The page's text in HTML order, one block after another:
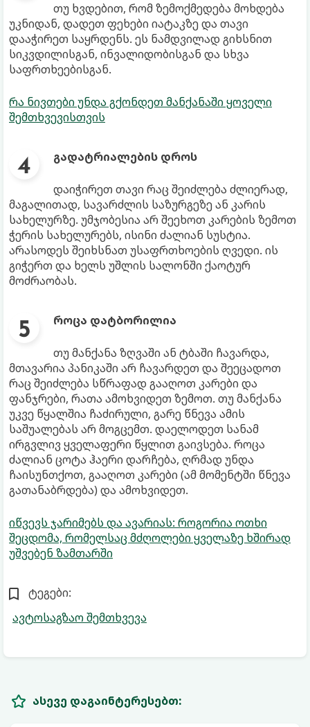
თუ ხვდებით, რომ ზემოქმედება მოხდება
უკნიდან, დადეთ ფეხები იატაკზე და თავი
დააჭირეთ საყრდენს. ეს ნამდვილად გიხსნით
სიკვდილისგან, ინვალიდობისგან და სხვა
საფრთხეებისგან.
რა ნივთები უნდა გქონდეთ მანქანაში ყოველი
შემთხვევისთვის
გადატრიალების დროს
დაიჭირეთ თავი რაც შეიძლება ძლიერად,
მაგალითად, სავარძლის საზურგეზე ან კარის
სახელურზე. უმჯობესია არ შეეხოთ კარების ზემოთ
ჭერის სახელურებს, ისინი ძალიან სუსტია.
არასოდეს შეიხსნათ უსაფრთხოების ღვედი. ის
გიჭერთ და ხელს უშლის სალონში ქაოტურ
მოძრაობას.
როცა დატბორილია
თუ მანქანა ზღვაში ან ტბაში ჩავარდა,
მთავარია პანიკაში არ ჩავარდეთ და შეეცადოთ
რაც შეიძლება სწრაფად გააღოთ კარები და
ფანჯრები, რათა ამოხვიდეთ ზემოთ. თუ მანქანა
უკვე წყალშია ჩაძირული, გარე წნევა ამის
საშუალებას არ მოგცემთ. დაელოდეთ სანამ
ირგვლივ ყველაფერი წყლით გაივსება. როცა
ძალიან ცოტა ჰაერი დარჩება, ღრმად უნდა
ჩაისუნთქოთ, გააღოთ კარები (ამ მომენტში წნევა
გათანაბრდება) და ამოხვიდეთ.
იწვევს ჯარიმებს და ავარიას: როგორია ოთხი
შეცდომა, რომელსაც მძღოლები ყველაზე ხშირად
უშვებენ ზამთარში
ტეგები:
ავტოსაგზაო შემთხვევა
ასევე დაგაინტერესებთ: